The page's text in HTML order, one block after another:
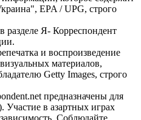
EPA / UPG, строго
разделе Я- Корреспондент
и воспроизведение
материалов,
Getty Images, строго
предназначены для
Участие в азартных играх
Соблюдайте